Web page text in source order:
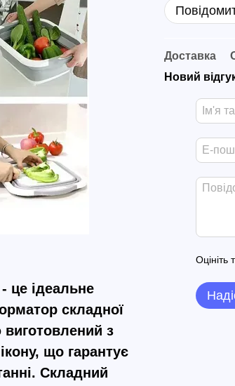
це ідеальне
складної
з
що гарантує
Складний
Доставка
Новий
Оцініть